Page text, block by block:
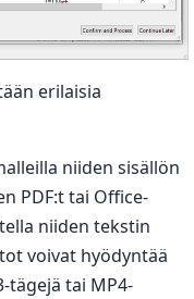
erilaisia
niiden sisällön
PDF:t tai Office-
niiden tekstin
voivat hyödyntää
tai MP4-